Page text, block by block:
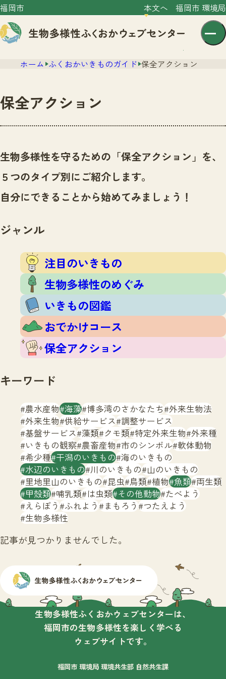
福岡市 本文へ 福岡市 環境局
文字サイズ 小 中 大
センター紹介
センター紹介TOP
サイトポリシー
ニュース
ニュースTOP
市の取組み
いきものガイド
注目のいきもの
いきもの図鑑
おでかけコース
保全アクション
調査レポート
調査レポートTOP
調査結果
ふくおかいきものマップ
マッチング
マッチングTOP
掲載申し込みフォーム
お問合せ
生物多様性ふくおかウェブセンターとは
サイトマップ
ホーム ふくおかいきものガイド 保全アクション
保全アクション
生物多様性を守るための「保全アクション」を、
５つのタイプ別にご紹介します。
自分にできることから始めてみましょう！
ジャンル
注目のいきもの
生物多様性のめぐみ
いきもの図鑑
おでかけコース
保全アクション
キーワード
農水産物 海藻 博多湾のさかなたち 外来生物法
外来生物 供給サービス 調整サービス
基盤サービス 藻類 クモ類 特定外来生物 外来種
いきもの観察 農畜産物 市のシンボル 軟体動物
希少種 干潟のいきもの 海のいきもの
水辺のいきもの 川のいきもの 山のいきもの
里地里山のいきもの 昆虫 鳥類 植物 魚類 両生類
甲殻類 哺乳類 は虫類 その他動物 たべよう
えらぼう ふれよう まもろう つたえよう
生物多様性
記事が見つかりませんでした。
生物多様性ふくおかウェブセンターは、
福岡市の生物多様性を楽しく学べる
ウェブサイトです。
福岡市 環境局 環境共生部 自然共生課